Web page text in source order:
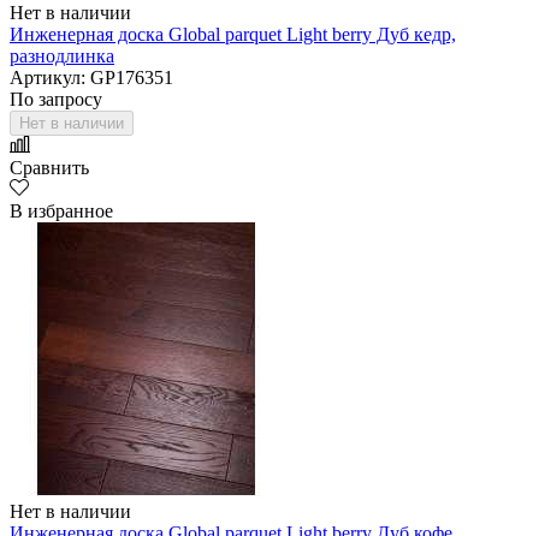
Нет в наличии
Инженерная доска Global parquet Light berry Дуб кедр,
разнодлинка
Артикул: GP176351
По запросу
Нет в наличии
Сравнить
В избранное
Нет в наличии